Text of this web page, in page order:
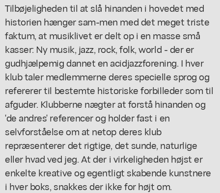
Tilbøjeligheden til at slå hinanden i hovedet med
historien hænger sam-men med det meget triste
faktum, at musiklivet er delt op i en masse små
kasser: Ny musik, jazz, rock, folk, world - der er
gudhjælpemig dannet en acidjazzforening. I hver
klub taler medlemmerne deres specielle sprog og
refererer til bestemte historiske forbilleder som til
afguder. Klubberne nægter at forstå hinanden og
'de andres' referencer og holder fast i en
selvforståelse om at netop deres klub
repræsenterer det rigtige, det sunde, naturlige
eller hvad ved jeg. At der i virkeligheden højst er
enkelte kreative og egentligt skabende kunstnere
i hver boks, snakkes der ikke for højt om.